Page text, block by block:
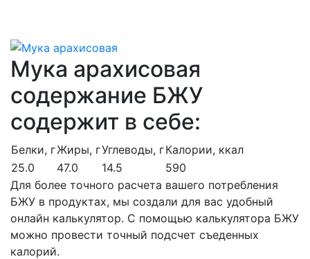
Мука арахисовая
содержание БЖУ
содержит в себе:
Белки, гЖиры, гУглеводы, гКалории, ккал
25.0
47.0 14.5
590
Для более точного расчета вашего потребления
БЖУ в продуктах, мы создали для вас удобный
онлайн калькулятор. С помощью калькулятора БЖУ
можно провести точный подсчет съеденных
калорий.